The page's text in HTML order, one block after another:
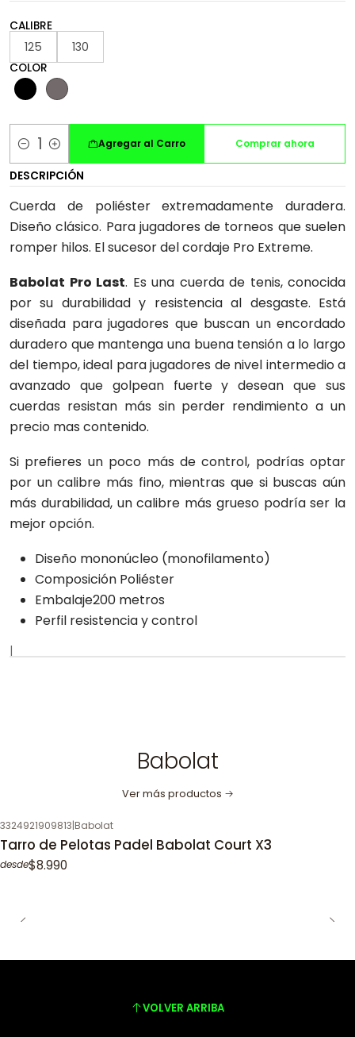
CALIBRE
125 130
COLOR
Cantidad
Agregar al Carro Comprar ahora
DESCRIPCIÓN
Cuerda de poliéster extremadamente duradera.
Diseño clásico. Para jugadores de torneos que suelen
romper hilos. El sucesor del cordaje Pro Extreme.
Babolat Pro Last. Es una cuerda de tenis, conocida
por su durabilidad y resistencia al desgaste. Está
diseñada para jugadores que buscan un encordado
duradero que mantenga una buena tensión a lo largo
del tiempo, ideal para jugadores de nivel intermedio a
avanzado que golpean fuerte y desean que sus
cuerdas resistan más sin perder rendimiento a un
precio mas contenido.
Si prefieres un poco más de control, podrías optar
por un calibre más fino, mientras que si buscas aún
más durabilidad, un calibre más grueso podría ser la
mejor opción.
Diseño mononúcleo (monofilamento)
Composición Poliéster
Embalaje200 metros
Perfil resistencia y control
|
Babolat
Ver más productos
3324921909813|Babolat
Tarro de Pelotas Padel Babolat Court X3
desde$8.990
VOLVER ARRIBA